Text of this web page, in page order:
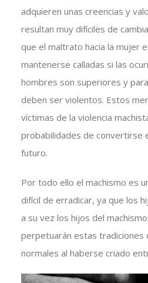
adquieren unas creencias y
resultan muy difíciles de
que el maltrato hacia la mujer
mantenerse calladas si las
hombres son superiores y
deben ser violentos. Estos
víctimas de la violencia
probabilidades de convertirse
futuro.
Por todo ello el machismo es
difícil de erradicar, ya que los
a su vez los hijos del
perpetuarán estas tradiciones
normales al haberse criado